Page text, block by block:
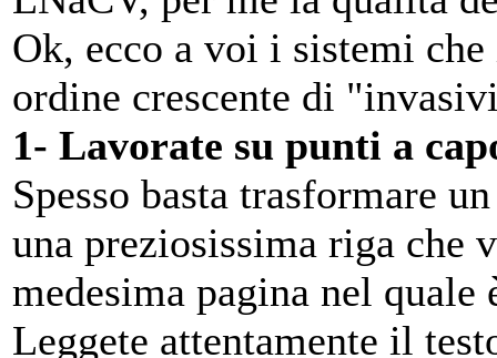
Ok, ecco a voi i sistemi
ordine crescente di
1- Lavorate su punti a
Spesso basta trasformare
una preziosissima riga che
medesima pagina nel quale
Leggete attentamente il